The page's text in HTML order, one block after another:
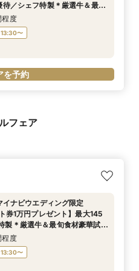
待／シェフ特製＊厳選牛＆最旬
る2つのチャペル＆フロア貸
程度
13:30〜
を予約
フェア
ナビウエディング限定
1万円プレゼント】最大145
製＊厳選牛＆最旬食材豪華試食
ペル＆フロア貸切全館ALL見
程度
13:30〜